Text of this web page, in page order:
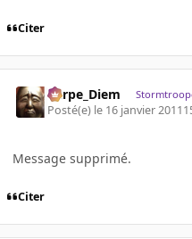
Citer
Carpe_Diem
Posté(e) le 16 janvier 2011
Message supprimé.
Citer